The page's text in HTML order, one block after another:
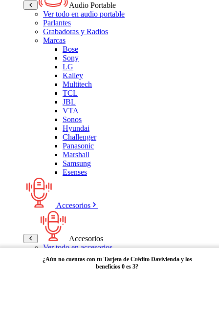
Audio Portable
Ver todo en audio portable
Parlantes
Grabadoras y Radios
Marcas
Bose
Sony
LG
Kalley
Multitech
TCL
JBL
VTA
Sonos
Hyundai
Challenger
Panasonic
Marshall
Samsung
Esenses
Accesorios
Accesorios
Ver todo en accesorios
Micrófonos
Bases
¿Aún no cuentas con tu Tarjeta de Crédito Davivienda y los
beneficios 0 es 3?